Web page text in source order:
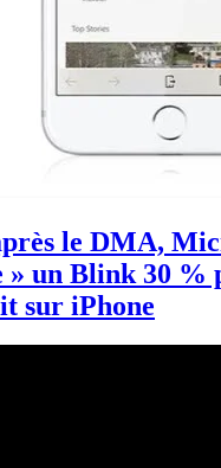
le DMA,
» un Blink 30 %
sur iPhone